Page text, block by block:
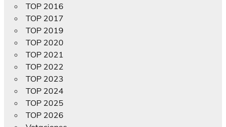
TOP 2016
TOP 2017
TOP 2019
TOP 2020
TOP 2021
TOP 2022
TOP 2023
TOP 2024
TOP 2025
TOP 2026